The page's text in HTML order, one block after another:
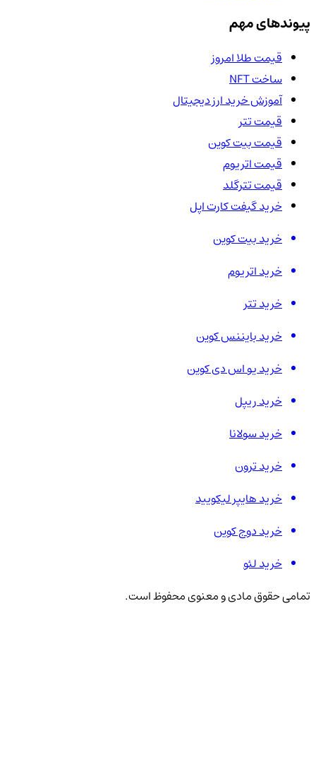
پیوندهای مهم
قیمت طلا امروز
ساخت NFT
آموزش خرید ارز دیجیتال
قیمت تتر
قیمت بیت کوین
قیمت اتریوم
قیمت تترگلد
خرید گیفت کارت اپل
خرید بیت کوین
خرید اتریوم
خرید تتر
خرید بایننس کوین
خرید یو اس دی کوین
خرید ریپل
خرید سولانا
خرید ترون
خرید هایپر لیکویید
خرید دوج کوین
خرید لئو
تمامی حقوق مادی و معنوی محفوظ است.